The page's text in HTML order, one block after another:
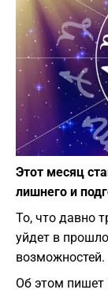
Этот месяц
лишнего и
То, что давно
уйдет в
возможностей.
Об этом пишет